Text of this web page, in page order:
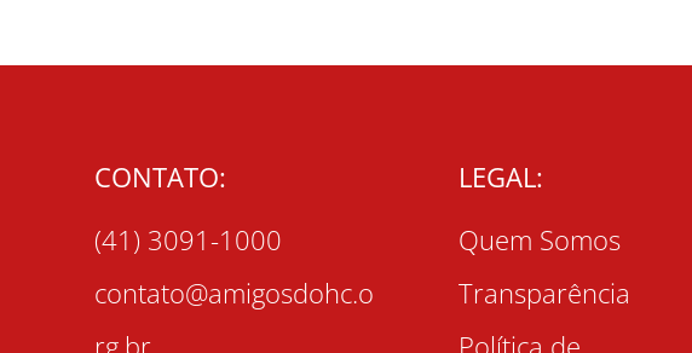
CONTATO:
(41) 3091-1000
contato@amigosdohc.o
rg.br
LEGAL:
Quem Somos
Transparência
Política de